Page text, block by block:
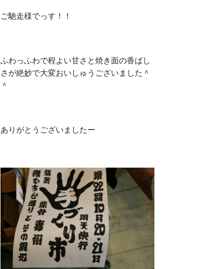
ご馳走様でっす！！
ふわっふわで程よい甘さと焼き面の香ばし
さが絶妙で大変おいしゅうございました＾
＾
ありがとうございましたー